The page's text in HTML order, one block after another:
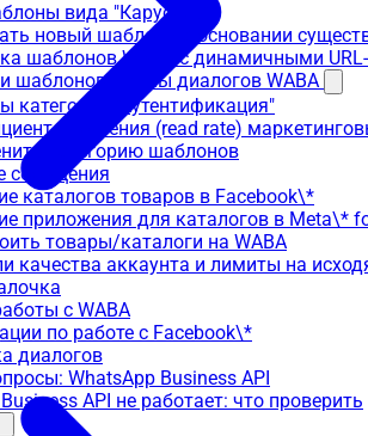
вида "Карусель"
новый шаблон на основании
шаблонов WABA с динамичными
шаблонов и типы диалогов WABA
категории "Аутентификация"
прочтения (read rate)
категорию шаблонов
сообщения
каталогов товаров в Facebook\*
приложения для каталогов в Meta\*
товары/каталоги на WABA
качества аккаунта и лимиты на
с WABA
по работе с Facebook\*
диалогов
WhatsApp Business API
API не работает: что проверить